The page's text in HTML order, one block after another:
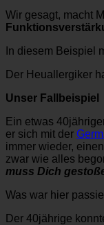
Wir gesagt, macht
In diesem Beispiel
Der Heuallergiker
Unser Fallbeispiel
Ein etwas
er sich mit der
immer wieder,
zwar wie alles
muss Dich
Was war hier
Der 40jährige